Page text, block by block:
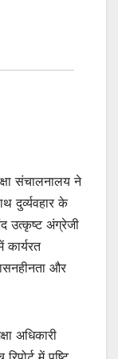
संचालनालय ने
दुर्व्यवहार के
उत्कृष्ट अंग्रेजी
कार्यरत
और
अधिकारी